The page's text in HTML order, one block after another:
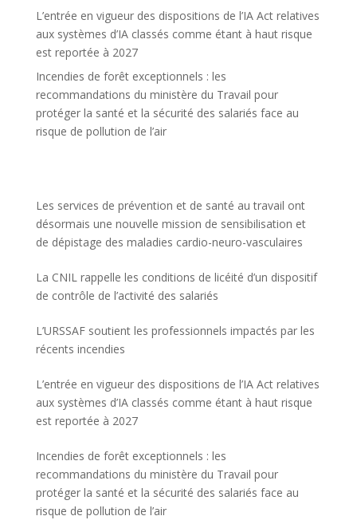
L’entrée en vigueur des dispositions de l’IA Act relatives
aux systèmes d’IA classés comme étant à haut risque
est reportée à 2027
Incendies de forêt exceptionnels : les
recommandations du ministère du Travail pour
protéger la santé et la sécurité des salariés face au
risque de pollution de l’air
Les services de prévention et de santé au travail ont
désormais une nouvelle mission de sensibilisation et
de dépistage des maladies cardio-neuro-vasculaires
La CNIL rappelle les conditions de licéité d’un dispositif
de contrôle de l’activité des salariés
L’URSSAF soutient les professionnels impactés par les
récents incendies
L’entrée en vigueur des dispositions de l’IA Act relatives
aux systèmes d’IA classés comme étant à haut risque
est reportée à 2027
Incendies de forêt exceptionnels : les
recommandations du ministère du Travail pour
protéger la santé et la sécurité des salariés face au
risque de pollution de l’air